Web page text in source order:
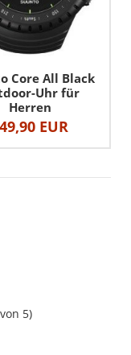
Core All Black
Uhr für
Herren
EUR
von 5)